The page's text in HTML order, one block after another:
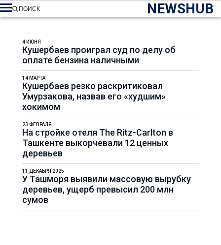
NEWSHUB
ПОИСК
Кушербаев проиграл суд по делу об
оплате бензина наличными
4 ИЮНЯ
Кушербаев резко раскритиковал
Умурзакова, назвав его «худшим»
хокимом
14 МАРТА
На стройке отеля The Ritz-Carlton в
Ташкенте выкорчевали 12 ценных
деревьев
23 ФЕВРАЛЯ
У Ташморя выявили массовую вырубку
деревьев, ущерб превысил 200 млн
сумов
11 ДЕКАБРЯ 2025